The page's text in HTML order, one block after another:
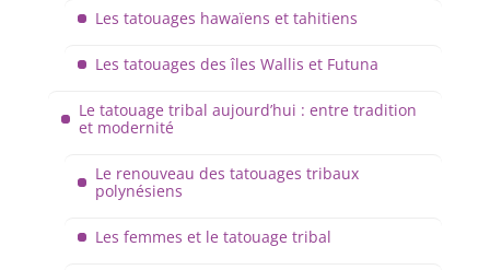
Les tatouages hawaïens et tahitiens
Les tatouages des îles Wallis et Futuna
Le tatouage tribal aujourd’hui : entre tradition
et modernité
Le renouveau des tatouages tribaux
polynésiens
Les femmes et le tatouage tribal